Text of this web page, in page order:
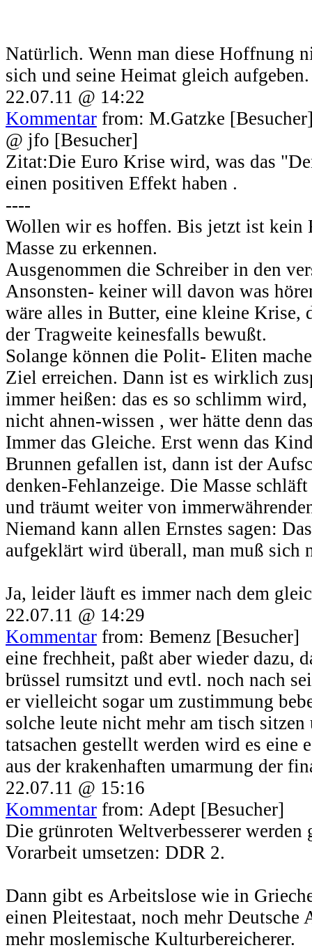
Natürlich. Wenn man diese Hoffnung
sich und seine Heimat gleich
22.07.11 @ 14:22
Kommentar from: M.Gatzke
@ jfo [Besucher]
Zitat:Die Euro Krise wird, was das
einen positiven Effekt haben .
----
Wollen wir es hoffen. Bis jetzt ist kein
Masse zu erkennen.
Ausgenommen die Schreiber in den
Ansonsten- keiner will davon was
wäre alles in Butter, eine kleine Krise,
der Tragweite keinesfalls bewußt.
Solange können die Polit- Eliten
Ziel erreichen. Dann ist es wirklich
immer heißen: das es so schlimm
nicht ahnen-wissen , wer hätte denn
Immer das Gleiche. Erst wenn das
Brunnen gefallen ist, dann ist der
denken-Fehlanzeige. Die Masse
und träumt weiter von
Niemand kann allen Ernstes sagen:
aufgeklärt wird überall, man muß sich
Ja, leider läuft es immer nach dem
22.07.11 @ 14:29
Kommentar from: Bemenz [Besucher]
eine frechheit, paßt aber wieder dazu,
brüssel rumsitzt und evtl. noch nach
er vielleicht sogar um zustimmung
solche leute nicht mehr am tisch
tatsachen gestellt werden wird es eine
aus der krakenhaften umarmung der
22.07.11 @ 15:16
Kommentar from: Adept [Besucher]
Die grünroten Weltverbesserer werden
Vorarbeit umsetzen: DDR 2.
Dann gibt es Arbeitslose wie in
einen Pleitestaat, noch mehr Deutsche
mehr moslemische Kulturbereicherer.